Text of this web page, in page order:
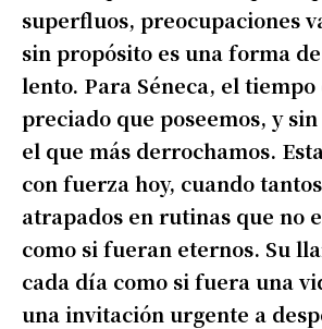
superfluos, preocupaciones
sin propósito es una forma
lento. Para Séneca, el
preciado que poseemos, y
el que más derrochamos.
con fuerza hoy, cuando
atrapados en rutinas que no
como si fueran eternos. Su
cada día como si fuera una
una invitación urgente a